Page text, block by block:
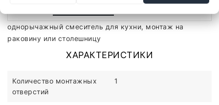
Отзывы
однорычажный смеситель для кухни, монтаж на
раковину или столешницу
ХАРАКТЕРИСТИКИ
Количество монтажных
отверстий
1